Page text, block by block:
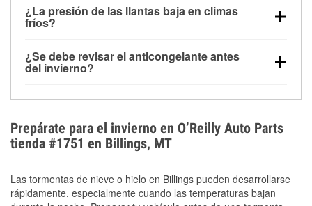
arranque.
la congelación y ayuda a disolver la sal y la nieve
derretida en la carretera para mejorar la visibilidad.
¿La presión de las llantas baja en climas
fríos?
alrededor de 1 PSI por cada 10 °F que baja la
temperatura. Puedes obtener más información sobre
¿Se debe revisar el anticongelante antes
del invierno?
el sobrecalentamiento en condiciones de frío
extremo. Aprende cómo comprobar la protección
anticongelante en nuestra sección How-To.
Prepárate para el invierno en O’Reilly Auto Parts
tienda #1751 en Billings, MT
Las tormentas de nieve o hielo en Billings pueden desarrollarse
rápidamente, especialmente cuando las temperaturas bajan